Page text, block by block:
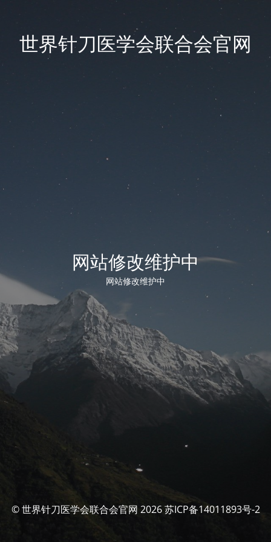
世界针刀医学会联合会官网
网站修改维护中
网站修改维护中
© 世界针刀医学会联合会官网 2026 苏ICP备14011893号-2